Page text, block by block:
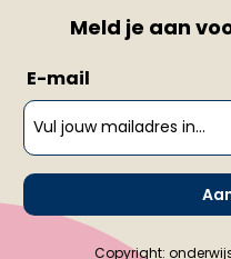
Meld je aan
E-mail
Copyright: